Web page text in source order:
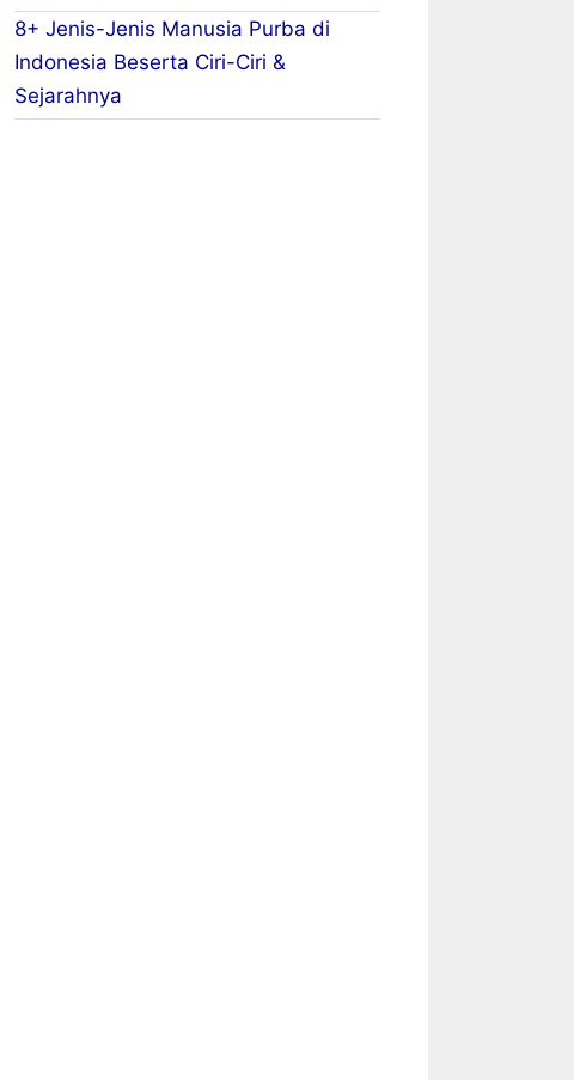
8+ Jenis-Jenis Manusia Purba di
Indonesia Beserta Ciri-Ciri &
Sejarahnya